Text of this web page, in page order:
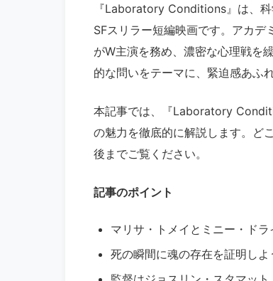
『Laboratory Conditions』は、
SFスリラー短編映画です。アカ
がW主演を務め、濃密な心理戦を
的な問いをテーマに、緊迫感あふ
本記事では、『Laboratory
の魅力を徹底的に解説します。ど
後までご覧ください。
記事のポイント
マリサ・トメイとミニー・ド
死の瞬間に魂の存在を証明し